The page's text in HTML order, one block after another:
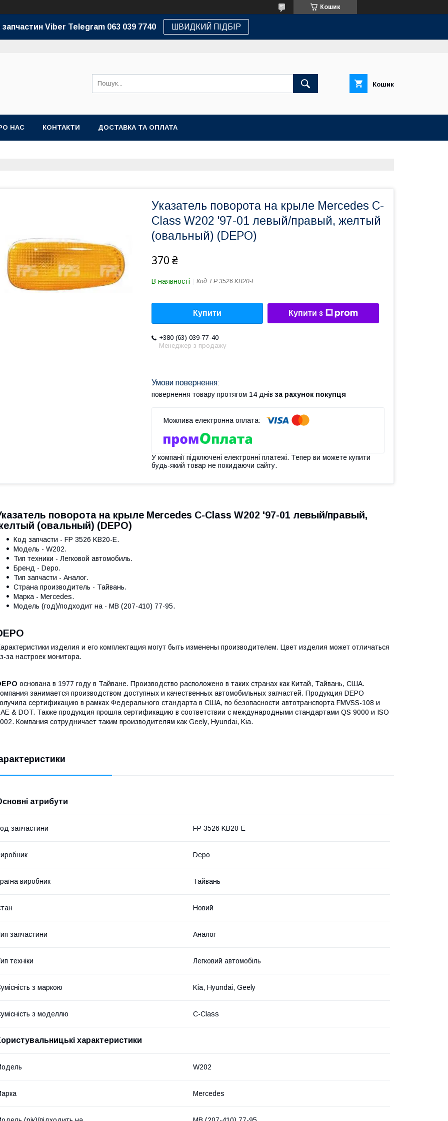
Кошик
запчастин Viber Telegram 063 039 7740 ШВИДКИЙ ПІДБІР
Кошик
НАС КОНТАКТИ ДОСТАВКА ТА ОПЛАТА
Указатель поворота на крыле Mercedes C-
Class W202 '97-01 левый/правый, желтый
(овальный) (DEPO)
370 ₴
В наявності Код: FP 3526 KB20-E
Купити Купити з
+380 (63) 039-77-40
Менеджер з продажу
повернення товару протягом 14 днів за рахунок покупця
У компанії підключені електронні платежі. Тепер ви можете купити
будь-який товар не покидаючи сайту.
поворота на крыле Mercedes C-Class W202 '97-01 левый/правый,
(овальный) (DEPO)
Код запчасти - FP 3526 KB20-E.
Модель - W202.
Тип техники - Легковой автомобиль.
Бренд - Depo.
Тип запчасти - Аналог.
Страна производитель - Тайвань.
Марка - Mercedes.
Модель (год)/подходит на - MB (207-410) 77-95.
изделия и его комплектация могут быть изменены производителем. Цвет изделия может отличаться
за настроек монитора.
основана в 1977 году в Тайване. Производство расположено в таких странах как Китай, Тайвань, США.
занимается производством доступных и качественных автомобильных запчастей. Продукция DEPO
сертификацию в рамках Федерального стандарта в США, по безопасности автотранспорта FMVSS-108 и
& DOT. Также продукция прошла сертификацию в соответствии с международными стандартами QS 9000 и ISO
Компания сотрудничает таким производителям как Geely, Hyundai, Kia.
атрибути
запчастини FP 3526 KB20-E
Depo
виробник Тайвань
Новий
запчастини Аналог
техніки Легковий автомобіль
з маркою Kia, Hyundai, Geely
з моделлю C-Class
характеристики
W202
Mercedes